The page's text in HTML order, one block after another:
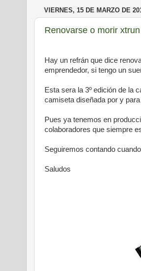
VIERNES, 15 DE MARZO DE
Renovarse o morir
Hay un refrán que dice
emprendedor, si tengo un
Esta sera la 3º edición de la
camiseta diseñada por y
Pues ya tenemos en
colaboradores que siempre
Seguiremos contando
Saludos